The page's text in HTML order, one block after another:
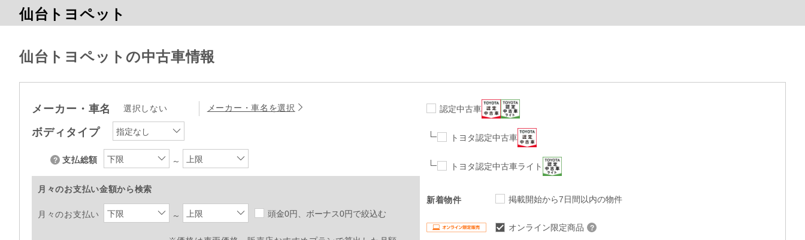
仙台トヨペット
仙台トヨペットの中古車情報
メーカー・車名 選択しない メーカー・車名を選択
ボディタイプ 指定なし
支払総額 下限 ～ 上限
月々のお支払い金額から検索
月々のお支払い 下限 ～ 上限 頭金0円、ボーナス0円で絞込む
認定中古車
トヨタ認定中古車
トヨタ認定中古車ライト
新着物件 掲載開始から7日間以内の物件
オンライン限定商品